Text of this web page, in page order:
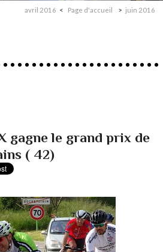
avril 2016 Page d'accueil juin 2016
gagne le grand prix de
( 42)